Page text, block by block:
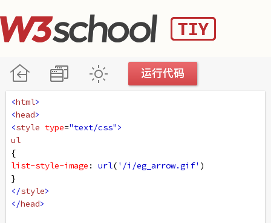
<html>
<head>
<style type="text/css">
ul
{
list-style-image : url( '/i/eg_arrow.gif' )
}
</style>
</head>